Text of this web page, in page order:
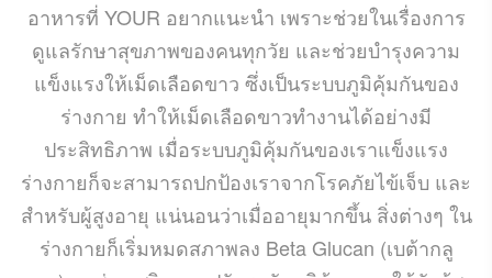
อาหารที่ YOUR อยากแนะนำ เพราะช่วยในเรื่องการ
ดูแลรักษาสุขภาพของคนทุกวัย และช่วยบำรุงความ
แข็งแรงให้เม็ดเลือดขาว ซึ่งเป็นระบบภูมิคุ้มกันของ
ร่างกาย ทำให้เม็ดเลือดขาวทำงานได้อย่างมี
ประสิทธิภาพ เมื่อระบบภูมิคุ้มกันของเราแข็งแรง
ร่างกายก็จะสามารถปกป้องเราจากโรคภัยไข้เจ็บ และ
สำหรับผู้สูงอายุ แน่นอนว่าเมื่ออายุมากขึ้น สิ่งต่างๆ ใน
ร่างกายก็เริ่มหมดสภาพลง Beta Glucan (เบต้ากลู